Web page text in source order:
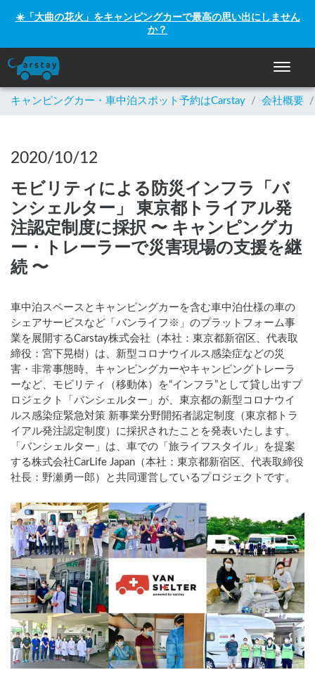
☀️「大曲の花火」をキャンピングカーで最高の思い出にしません
か？
ナビゲ
キャンピングカー・車中泊スポット予約はCarstay / 会社概要 /
2020/10/12
モビリティによる防災インフラ「バ
ンシェルター」 東京都トライアル発
注認定制度に採択 〜 キャンピングカ
ー・トレーラーで災害現場の支援を継
続 〜
車中泊スペースとキャンピングカーを含む車中泊仕様の車の
シェアサービスなど「バンライフ※」のプラットフォーム事
業を展開するCarstay株式会社（本社：東京都新宿区、代表取
締役：宮下晃樹）は、新型コロナウイルス感染症などの災
害・非常事態時、キャンピングカーやキャンピングトレーラ
ーなど、モビリティ（移動体）を“インフラ”として貸し出すプ
ロジェクト「バンシェルター」が、東京都の新型コロナウイ
ルス感染症緊急対策 新事業分野開拓者認定制度（東京都トラ
イアル発注認定制度）に採択されたことを発表いたします。
「バンシェルター」は、車での「旅ライフスタイル」を提案
する株式会社CarLife Japan（本社：東京都新宿区、代表取締役
社長：野瀬勇一郎）と共同運営しているプロジェクトです。